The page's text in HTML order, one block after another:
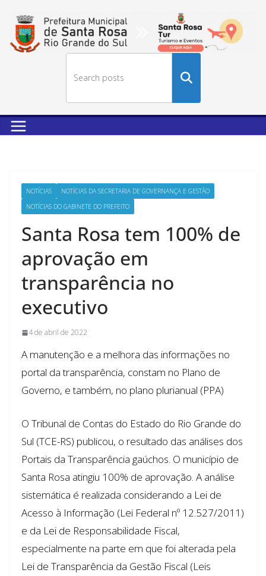
no
NOTÍCIAS
NOTÍCIAS DA SECRETARIA DE GOVERNANÇA E GESTÃO
NOTÍCIAS DO GABINETE DO PREFEITO
Santa Rosa tem 100% de
aprovação em
transparência no
executivo
4 de abril de 2022
A manutenção e a melhora das informações no
portal da transparência, constam no Plano de
Governo, e também, no plano plurianual (PPA)
O Tribunal de Contas do Estado do Rio Grande do
Sul (TCE-RS) publicou, o resultado das análises dos
Portais da Transparência gaúchos. O município de
Santa Rosa atingiu 100% de aprovação. A análise
sistemática é realizada considerando a Lei de
Acesso à Informação (Lei Federal nº 12.527/2011)
e da Lei de Responsabilidade Fiscal,
especialmente na parte em que foi alterada pela
Lei de Transparência da Gestão Fiscal (Leis